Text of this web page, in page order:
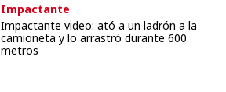
Impactante
Impactante video: ató a un ladrón a la
camioneta y lo arrastró durante 600
metros